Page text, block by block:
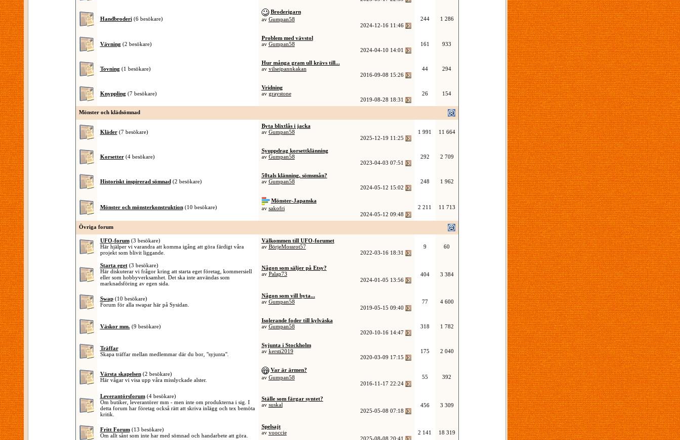
Handbroderi (6 besökare)
Broderigarn
av Gumpan58
2024-12-16 11:46
244 1 286
Vävning (2 besökare)
Problem med vävstol
av Gumpan58
2024-04-10 14:01
161 933
Tovning (1 besökare)
Hur många gram ull krävs till...
av vilseipannkakan
2016-09-08 15:26
44 294
Knyppling (7 besökare)
Vridning
av graystone
2019-08-28 18:31
26 154
Mönster och klädsömnad
Kläder (7 besökare)
Byta blixtlås i jacka
av Gumpan58
2025-12-19 11:25
1 991 11 664
Korsetter (4 besökare)
Syuppdrag korsettklänning
av Gumpan58
2023-04-03 07:51
292 2 709
Historiskt inspirerad sömnad (2 besökare)
50tals klänning, sömsmån?
av Gumpan58
2024-05-12 15:02
248 1 962
Mönster och mönsterkonstruktion (10 besökare)
Mönster-Japanska
av sakofri
2024-05-12 09:48
2 211 11 713
Övriga forum
UFO-forum (3 besökare)
Här hjälper vi varandra att komma igång att göra färdigt våra
projekt som blivit liggande.
Välkommen till UFO-forumet
av BörjeMossrot57
2022-03-16 18:31
9 60
Starta eget (3 besökare)
Här diskuterar vi frågor kring att starta eget företag, kommersiell
eller som hobbyverksamhet. Det ska inte användas som
marknadsföring av egen sida.
Någon som säljer på Etsy?
av Palap73
2024-01-05 13:56
404 3 384
Swap (10 besökare)
Forum för alla swapar här på Sysidan.
Någon som vill byta...
av Gumpan58
2019-05-15 09:40
77 4 600
Väskor mm. (9 besökare)
Isolerande foder till kylväska
av Gumpan58
2020-10-16 14:47
318 1 782
Träffar
Skapa träffar mellan medlemmar där du bor, "syjunta".
Syjunta i Stockholm
av kersti2019
2020-03-09 17:15
175 2 040
Värsta skapelsen (2 besökare)
Här vågar vi visa upp våra misslyckade alster.
Var är ärmen?
av Gumpan58
2016-11-17 22:24
55 392
Leverantörsforum (4 besökare)
Om butiker, leverantörer mm - men inte om produkterna i sig. I
detta forum har företag också rätt att skriva inlägg och tex bemöta
kritik.
Ställe som färgar syntet?
av suskal
2025-05-08 07:18
456 3 309
Fritt Forum (13 besökare)
Om allt sånt som inte har med sömnad och handarbete att göra.
Spelsajt
av vooccie
2025-08-08 20:41
2 141 18 319